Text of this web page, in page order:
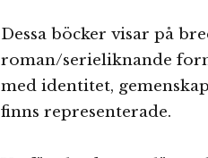
Dessa böcker visar på
roman/serieliknande
med identitet,
finns representerade.